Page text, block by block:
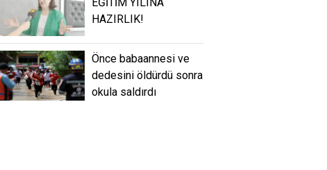
EĞİTİM YILINA
HAZIRLIK!
Önce babaannesi ve
dedesini öldürdü sonra
okula saldırdı